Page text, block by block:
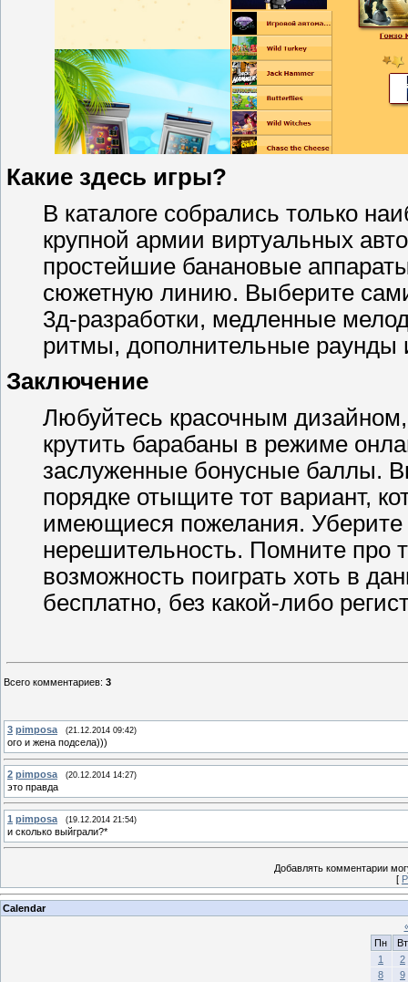
Какие здесь игры?
В каталоге собрались только
крупной армии виртуальных
простейшие банановые
сюжетную линию. Выберите
3д-разработки, медленные
ритмы, дополнительные раунды
Заключение
Любуйтесь красочным
крутить барабаны в режиме
заслуженные бонусные баллы.
порядке отыщите тот вариант,
имеющиеся пожелания.
нерешительность. Помните про
возможность поиграть хоть в
бесплатно, без какой-либо
Всего комментариев: 3
3 pimposa (21.12.2014 09:42)
ого и жена подсела)))
2 pimposa (20.12.2014 14:27)
это правда
1 pimposa (19.12.2014 21:54)
и сколько выйграли?*
Добавлять комментарии
[
Calendar
Пн
Вт
1
2
8
9